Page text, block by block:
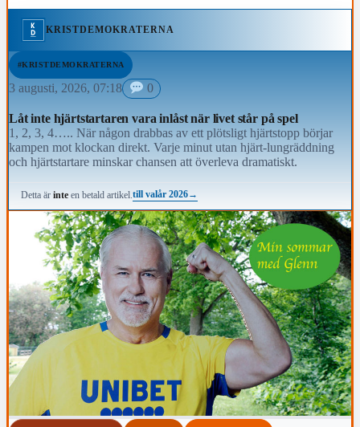
KRISTDEMOKRATERNA
#KRISTDEMOKRATERNA
3 augusti, 2026, 07:18 0
Låt inte hjärtstartaren vara inlåst när livet står på spel
1, 2, 3, 4….. När någon drabbas av ett plötsligt hjärtstopp börjar
kampen mot klockan direkt. Varje minut utan hjärt-lungräddning
och hjärtstartare minskar chansen att överleva dramatiskt.
Detta ärinte en betald artikel.till valår 2026→